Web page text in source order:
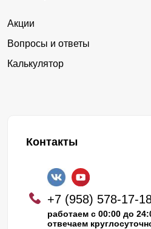
Акции
Вопросы и ответы
Калькулятор
Контакты
+7 (958) 578-17-
работаем с 00:00 до
отвечаем